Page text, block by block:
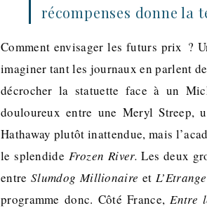
récompenses donne la
Comment envisager les futurs prix ?
imaginer tant les journaux en parlent
décrocher la statuette face à un
douloureux entre une Meryl Streep,
Hathaway plutôt inattendue, mais
le splendide Frozen River. Les deux
entreSlumdog Millionaire et
programme donc. Côté France,Entre